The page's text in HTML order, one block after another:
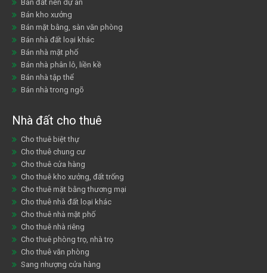
Bán đất nền dự án
Bán kho xưởng
Bán mặt bằng, sàn văn phòng
Bán nhà đất loại khác
Bán nhà mặt phố
Bán nhà phân lô, liền kề
Bán nhà tập thể
Bán nhà trong ngõ
Nhà đất cho thuê
Cho thuê biệt thự
Cho thuê chung cư
Cho thuê cửa hàng
Cho thuê kho xưởng, đất trống
Cho thuê mặt bằng thương mại
Cho thuê nhà đất loại khác
Cho thuê nhà mặt phố
Cho thuê nhà riêng
Cho thuê phòng trọ, nhà trọ
Cho thuê văn phòng
Sang nhượng cửa hàng